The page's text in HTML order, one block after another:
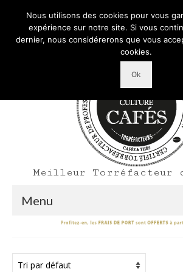
Mon Compte Votre panier
Rechercher
Meilleur Torréfacteur
Menu
Nous utilisons des cookies pour vous
expérience sur notre site. Si vous
dernier, nous considérerons que vous
cookies.
Ok